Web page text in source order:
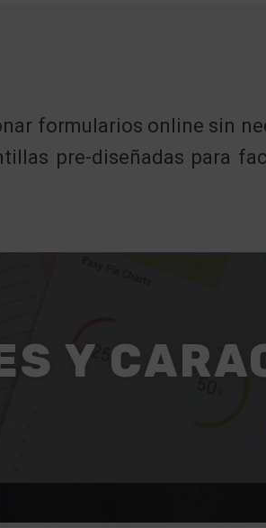
formularios online sin
pre-diseñadas para
Y